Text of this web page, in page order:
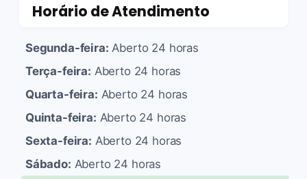
Horário de Atendimento
Segunda-feira: Aberto 24 horas
Terça-feira: Aberto 24 horas
Quarta-feira: Aberto 24 horas
Quinta-feira: Aberto 24 horas
Sexta-feira: Aberto 24 horas
Sábado: Aberto 24 horas